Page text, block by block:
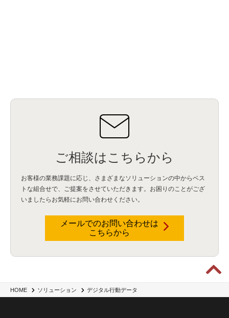
HOME ソリューション デジタル行動データ
ご相談はこちらから
お客様の業務課題に応じ、さまざまなソリューションの中からベス
トな組合せで、
ご提案をさせていただきます。お困りのことがござ
いましたらお気軽にお問い合わせください。
メールでのお問い合わせは
こちらから